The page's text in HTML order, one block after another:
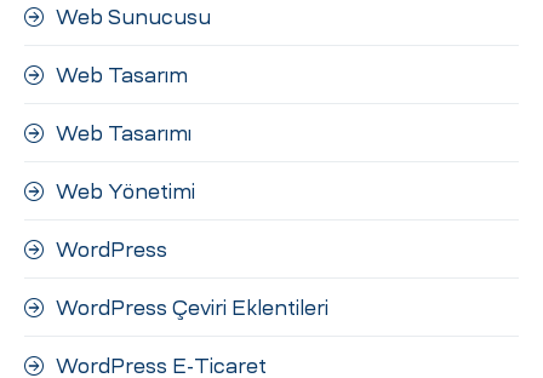
Web Sunucusu
Web Tasarım
Web Tasarımı
Web Yönetimi
WordPress
WordPress Çeviri Eklentileri
WordPress E-Ticaret